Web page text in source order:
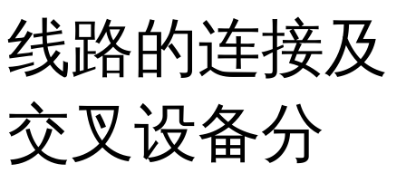
线路的连接及
交叉设备分